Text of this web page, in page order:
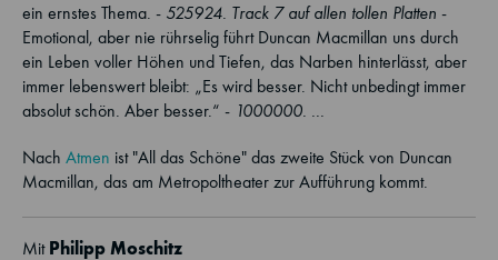
ein ernstes Thema. - 525924. Track 7 auf allen tollen Platten -
Emotional, aber nie rührselig führt Duncan Macmillan uns durch
ein Leben voller Höhen und Tiefen, das Narben hinterlässt, aber
immer lebenswert bleibt: „Es wird besser. Nicht unbedingt immer
absolut schön. Aber besser.“ - 1000000. ...
Nach Atmen ist "All das Schöne" das zweite Stück von Duncan
Macmillan, das am Metropoltheater zur Aufführung kommt.
Mit Philipp Moschitz